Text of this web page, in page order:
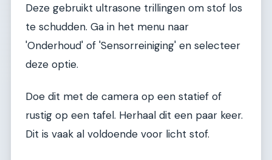
Deze gebruikt ultrasone trillingen om stof los
te schudden. Ga in het menu naar
'Onderhoud' of 'Sensorreiniging' en selecteer
deze optie.
Doe dit met de camera op een statief of
rustig op een tafel. Herhaal dit een paar keer.
Dit is vaak al voldoende voor licht stof.